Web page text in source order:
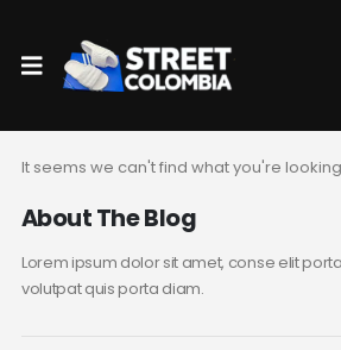
It seems we can't find what you're
About The Blog
Lorem ipsum dolor sit amet, conse elit
volutpat quis porta diam.